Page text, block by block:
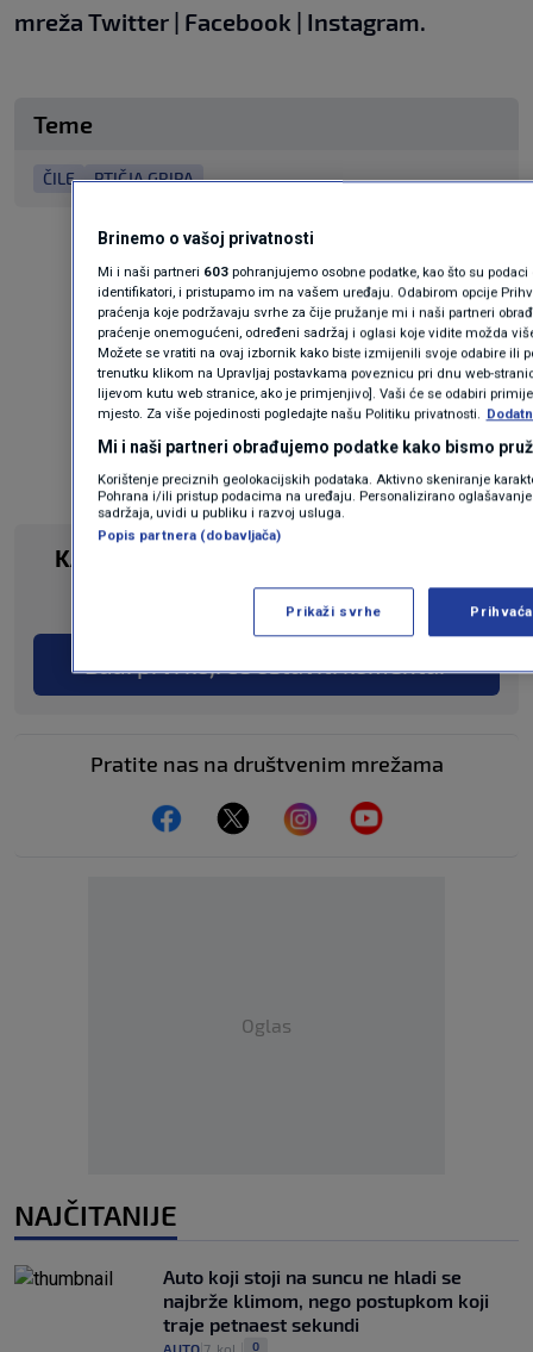
mreža Twitter | Facebook | Instagram.
Teme
ČILE PTIČJA GRIPA
Oglas
KAKVO JE TVOJE MIŠLJENJE O OVOME?
Budi prvi koji će ostaviti komentar
Pratite nas na društvenim mrežama
Oglas
NAJČITANIJE
Auto koji stoji na suncu ne hladi se
najbrže klimom, nego postupkom koji
traje petnaest sekundi
0
Brinemo o vašoj privatnosti
Mi i naši partneri 603pohranjujemo osobne podatke, kao što su
identifikatori, i pristupamo im na vašem uređaju. Odabirom opcije
praćenja koje podržavaju svrhe za čije pružanje mi i naši partneri
praćenje onemogućeni, određeni sadržaj i oglasi koje vidite možda
Možete se vratiti na ovaj izbornik kako biste izmijenili svoje odabire ili
trenutku klikom na Upravljaj postavkama poveznicu pri dnu web-
lijevom kutu web stranice, ako je primjenjivo]. Vaši će se odabiri
mjesto. Za više pojedinosti pogledajte našu Politiku privatnosti.
Mi i naši partneri obrađujemo podatke kako bismo
Korištenje preciznih geolokacijskih podataka. Aktivno skeniranje
Pohrana i/ili pristup podacima na uređaju. Personalizirano
sadržaja, uvidi u publiku i razvoj usluga.
Popis partnera (dobavljača)
Prikaži svrhe